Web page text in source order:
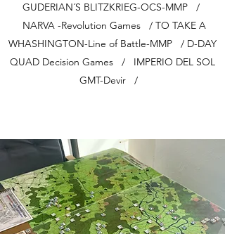
GUDERIAN´S BLITZKRIEG-OCS-MMP /
NARVA -Revolution Games / TO TAKE A
WHASHINGTON-Line of Battle-MMP / D-DAY
QUAD Decision Games / IMPERIO DEL SOL
GMT-Devir /